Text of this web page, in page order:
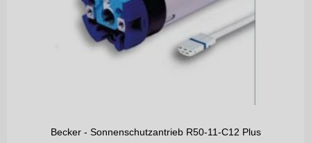
Becker - Sonnenschutzantrieb R50-11-C12 Plus